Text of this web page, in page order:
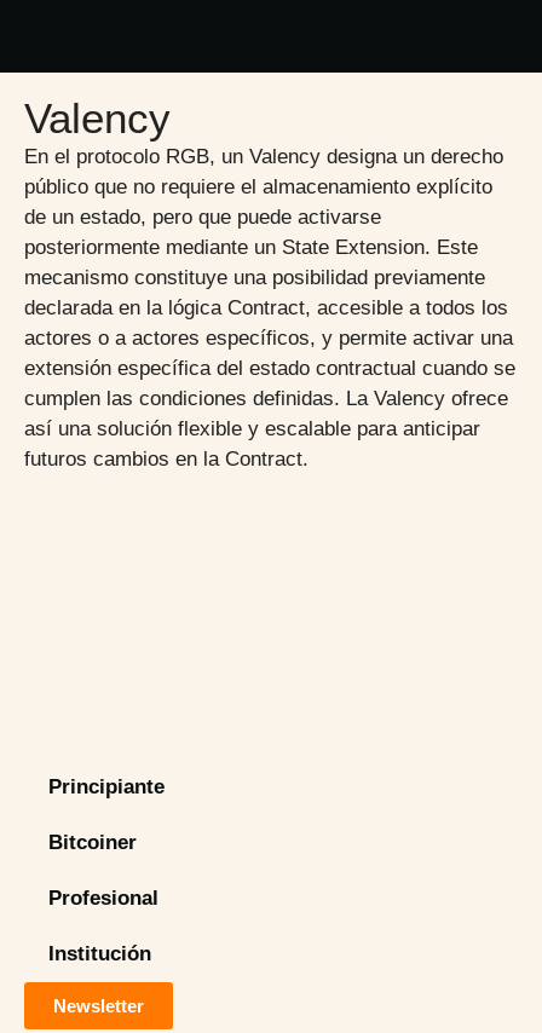
Valency
En el protocolo RGB, un Valency designa un derecho
público que no requiere el almacenamiento explícito
de un estado, pero que puede activarse
posteriormente mediante un State Extension. Este
mecanismo constituye una posibilidad previamente
declarada en la lógica Contract, accesible a todos los
actores o a actores específicos, y permite activar una
extensión específica del estado contractual cuando se
cumplen las condiciones definidas. La Valency ofrece
así una solución flexible y escalable para anticipar
futuros cambios en la Contract.
Principiante
Bitcoiner
Profesional
Institución
Newsletter